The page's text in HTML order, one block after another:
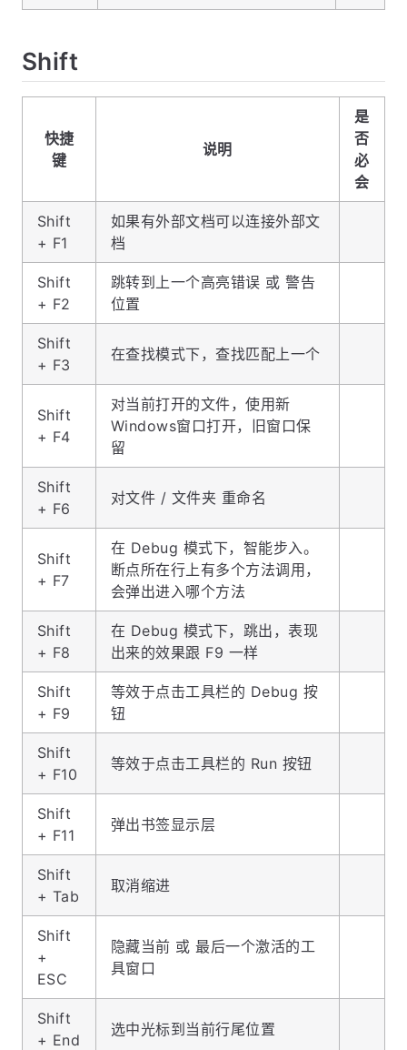
Shift
快捷
键
说明
是
否
必
会
Shift
+ F1
如果有外部文档可以连接外部文
档
Shift
+ F2
跳转到上一个高亮错误 或 警告
位置
Shift
+ F3
在查找模式下，查找匹配上一个
Shift
+ F4
对当前打开的文件，使用新
Windows窗口打开，旧窗口保
留
Shift
+ F6
对文件 / 文件夹 重命名
Shift
+ F7
在 Debug 模式下，智能步入。
断点所在行上有多个方法调用，
会弹出进入哪个方法
Shift
+ F8
在 Debug 模式下，跳出，表现
出来的效果跟 F9 一样
Shift
+ F9
等效于点击工具栏的 Debug 按
钮
Shift
+ F10
等效于点击工具栏的 Run 按钮
Shift
+ F11
弹出书签显示层
Shift
+ Tab
取消缩进
Shift
+
ESC
隐藏当前 或 最后一个激活的工
具窗口
Shift
+ End
选中光标到当前行尾位置